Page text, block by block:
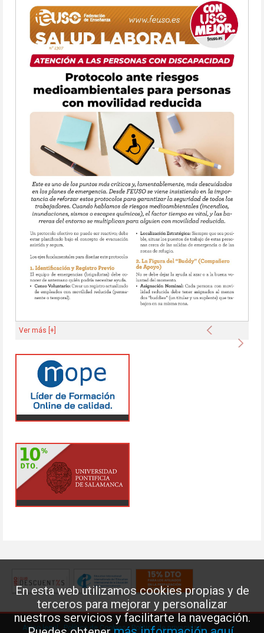
En esta web utilizamos cookies propias y de
terceros para mejorar y personalizar
nuestros servicios y facilitarte la navegación.
Anterior
Ver más [+]
Aviso legal Política de Cookies· Política de privacidad